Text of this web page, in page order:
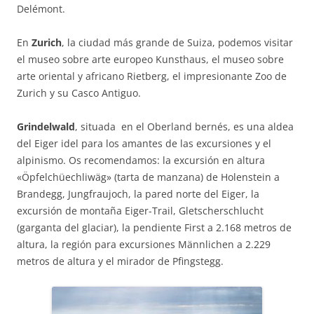
Delémont.
En Zurich, la ciudad más grande de Suiza, podemos visitar
el museo sobre arte europeo Kunsthaus, el museo sobre
arte oriental y africano Rietberg, el impresionante Zoo de
Zurich y su Casco Antiguo.
Grindelwald, situada en el Oberland bernés, es una aldea
del Eiger idel para los amantes de las excursiones y el
alpinismo. Os recomendamos: la excursión en altura
«Öpfelchüechliwäg» (tarta de manzana) de Holenstein a
Brandegg, Jungfraujoch, la pared norte del Eiger, la
excursión de montaña Eiger-Trail, Gletscherschlucht
(garganta del glaciar), la pendiente First a 2.168 metros de
altura, la región para excursiones Männlichen a 2.229
metros de altura y el mirador de Pfingstegg.